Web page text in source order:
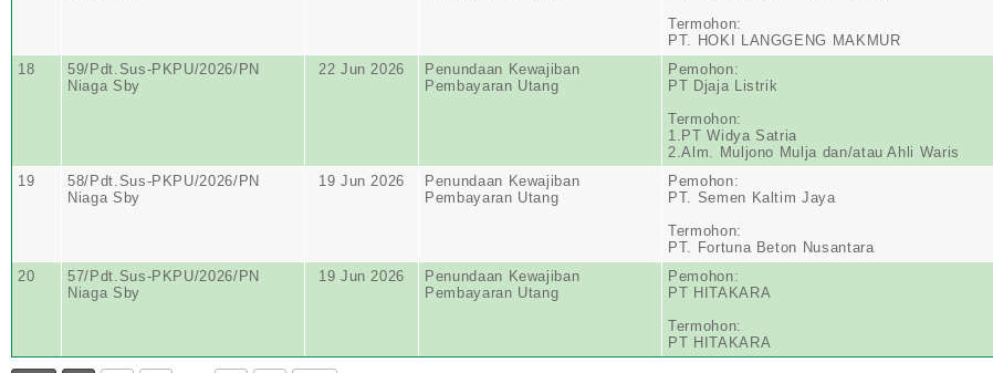
Termohon:
PT. HOKI LANGGENG MAKMUR
18
59/Pdt.Sus-PKPU/2026/PN
Niaga Sby
22 Jun 2026
Penundaan Kewajiban
Pembayaran Utang
Pemohon:
PT Djaja Listrik
Termohon:
1.PT Widya Satria
2.Alm. Muljono Mulja dan/atau Ahli Waris
19
58/Pdt.Sus-PKPU/2026/PN
Niaga Sby
19 Jun 2026
Penundaan Kewajiban
Pembayaran Utang
Pemohon:
PT. Semen Kaltim Jaya
Termohon:
PT. Fortuna Beton Nusantara
20
57/Pdt.Sus-PKPU/2026/PN
Niaga Sby
19 Jun 2026
Penundaan Kewajiban
Pembayaran Utang
Pemohon:
PT HITAKARA
Termohon:
PT HITAKARA